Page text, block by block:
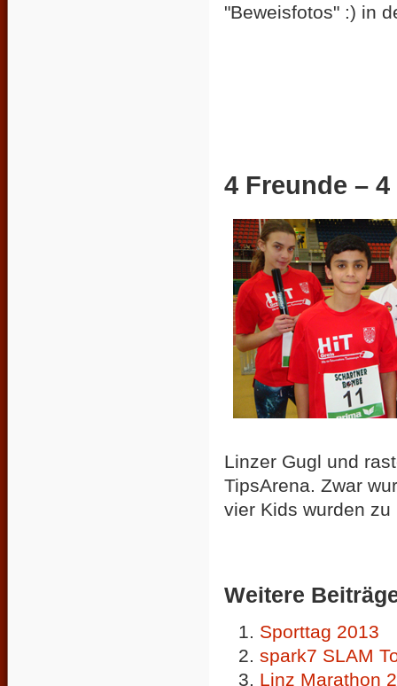
"Beweisfotos" :) in
4 Freunde –
Linzer Gugl und
TipsArena. Zwar
vier Kids wurden
Weitere
Sporttag 2013
spark7 SLAM
Linz Marathon